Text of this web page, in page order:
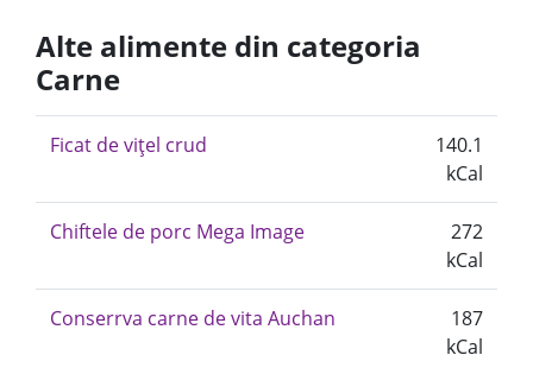
Alte alimente din categoria
Carne
Ficat de vițel crud
140.1
kCal
Chiftele de porc Mega Image
272
kCal
Conserrva carne de vita Auchan
187
kCal